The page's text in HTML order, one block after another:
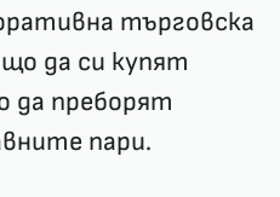
търговска
да си купят
да преборят
пари.